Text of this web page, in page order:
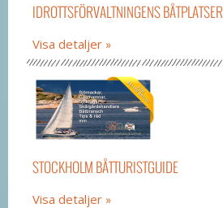
IDROTTSFÖRVALTNINGENS BÅTPLATSER
Visa detaljer
STOCKHOLM BÅTTURISTGUIDE
Visa detaljer